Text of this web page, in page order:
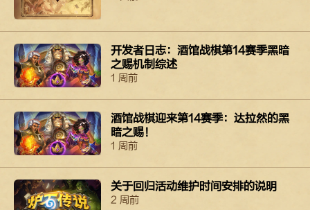
开发者日志：酒馆战棋第14赛季黑暗
之赐机制综述
1 周前
酒馆战棋迎来第14赛季：达拉然的黑
暗之赐！
1 周前
关于回归活动维护时间安排的说明
2 周前